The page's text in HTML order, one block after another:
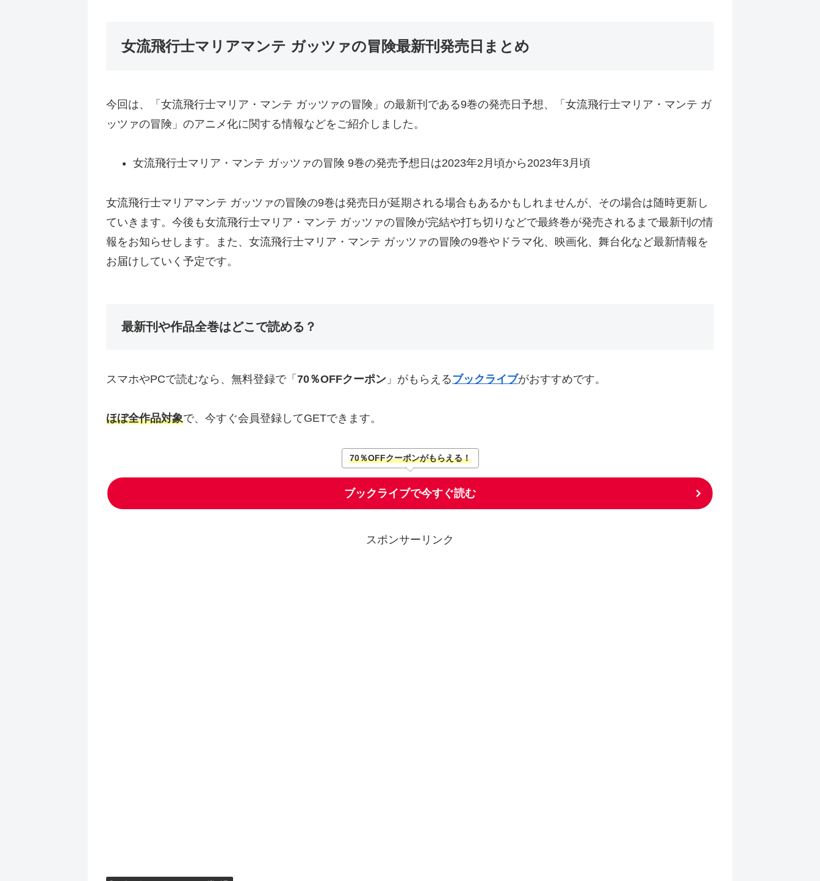
女流飛行士マリアマンテ ガッツァの冒険最新刊発売日まとめ
今回は、「女流飛行士マリア・マンテ ガッツァの冒険」の最新刊である9巻の発売日予想、「女流飛行士マリア・マンテ ガ
ッツァの冒険」のアニメ化に関する情報などをご紹介しました。
女流飛行士マリア・マンテ ガッツァの冒険 9巻の発売予想日は2023年2月頃から2023年3月頃
女流飛行士マリアマンテ ガッツァの冒険の9巻は発売日が延期される場合もあるかもしれませんが、その場合は随時更新し
ていきます。今後も女流飛行士マリア・マンテ ガッツァの冒険が完結や打ち切りなどで最終巻が発売されるまで最新刊の情
報をお知らせします。また、女流飛行士マリア・マンテ ガッツァの冒険の9巻やドラマ化、映画化、舞台化など最新情報を
お届けしていく予定です。
最新刊や作品全巻はどこで読める？
スマホやPCで読むなら、無料登録で「 70％OFFクーポン 」がもらえるブックライブがおすすめです。
ほぼ全作品対象で、今すぐ会員登録してGETできます。
70％OFFクーポンがもらえる！
ブックライブで今すぐ読む
スポンサーリンク